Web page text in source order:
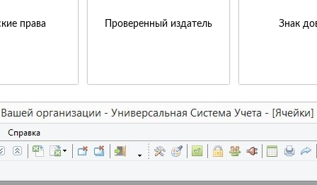
права Проверенный издатель Знак